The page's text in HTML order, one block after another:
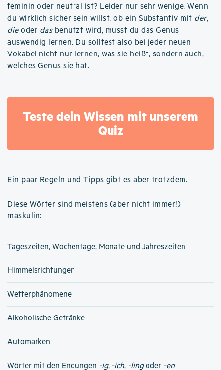
feminin oder neutral ist? Leider nur sehr wenige. Wenn
du wirklich sicher sein willst, ob ein Substantiv mit der,
dieoder dasbenutzt wird, musst du das Genus
auswendig lernen. Du solltest also bei jeder neuen
Vokabel nicht nur lernen, was sie heißt, sondern auch,
welches Genus sie hat.
Teste dein Wissen mit unserem
Quiz
Ein paar Regeln und Tipps gibt es aber trotzdem.
Diese Wörter sind meistens (aber nicht immer!)
maskulin:
Tageszeiten, Wochentage, Monate und Jahreszeiten
Himmelsrichtungen
Wetterphänomene
Alkoholische Getränke
Automarken
Wörter mit den Endungen -ig, -ich, -lingoder -en